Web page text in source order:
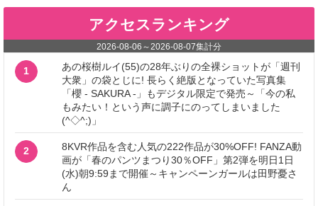
アクセスランキング
2026-08-06 ～ 2026-08-07集計分
1
あの桜樹ルイ(55)の28年ぶりの全裸ショットが「週刊
大衆」の袋とじに! 長らく絶版となっていた写真集
「櫻 - SAKURA -」もデジタル限定で発売～「今の私
もみたい！という声に調子にのってしまいました
(^◇^;)」
2
8KVR作品を含む人気の222作品が30%OFF! FANZA動
画が「春のパンツまつり30％OFF」第2弾を明日1日
(水)朝9:59まで開催～キャンペーンガールは田野憂さ
ん